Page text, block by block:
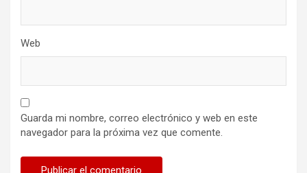
Web
Guarda mi nombre, correo electrónico y web en este
navegador para la próxima vez que comente.